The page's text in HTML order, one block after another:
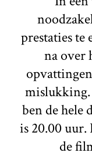
prestaties
na over
mislukking.
ben de hele
is 20.00 uur.
de